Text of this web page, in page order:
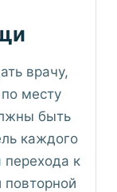
врачу,
месту
быть
каждого
перехода к